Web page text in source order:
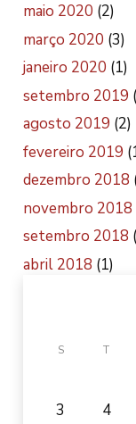
maio 2020 (2)
março 2020 (3)
janeiro 2020 (1)
setembro 2019
agosto 2019 (2)
fevereiro 2019
dezembro 2018
novembro 2018
setembro 2018
abril 2018 (1)
S T
3
4